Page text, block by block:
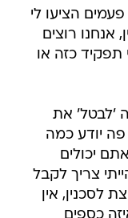
הציעו לי
אנחנו רוצים
תפקיד כזה או
'לבטל' את
יודע כמה
יכולים
צריך לקבל
אין